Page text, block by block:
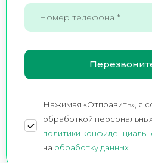
Нажимая «Отправить», я
обработкой
политики
на обработку данных